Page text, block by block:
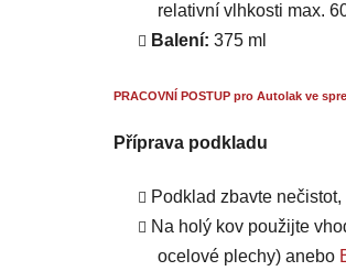
relativní vlhkosti max.
Balení: 375 ml
PRACOVNÍ POSTUP pro Autolak ve
Příprava podkladu
Podklad zbavte nečistot,
Na holý kov použijte
ocelové plechy) anebo